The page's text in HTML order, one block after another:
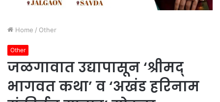
Home / Other
Other
जळगावात उद्यापासून ‘श्रीमद्
भागवत कथा’ व ‘अखंड हरिनाम